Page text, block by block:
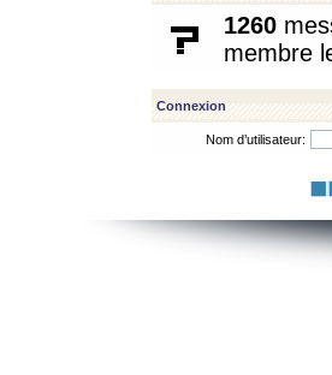
1260
membre
Connexion
Nom d’utilisateur: